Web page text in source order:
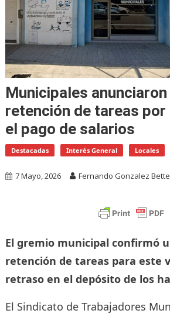
Municipales
retención de tareas por
el pago de salarios
Destacadas Interés General Locales
7 Mayo, 2026 Fernando Gonzalez
El gremio municipal confirmó
retención de tareas para este
retraso en el depósito de los
El Sindicato de Trabajadores